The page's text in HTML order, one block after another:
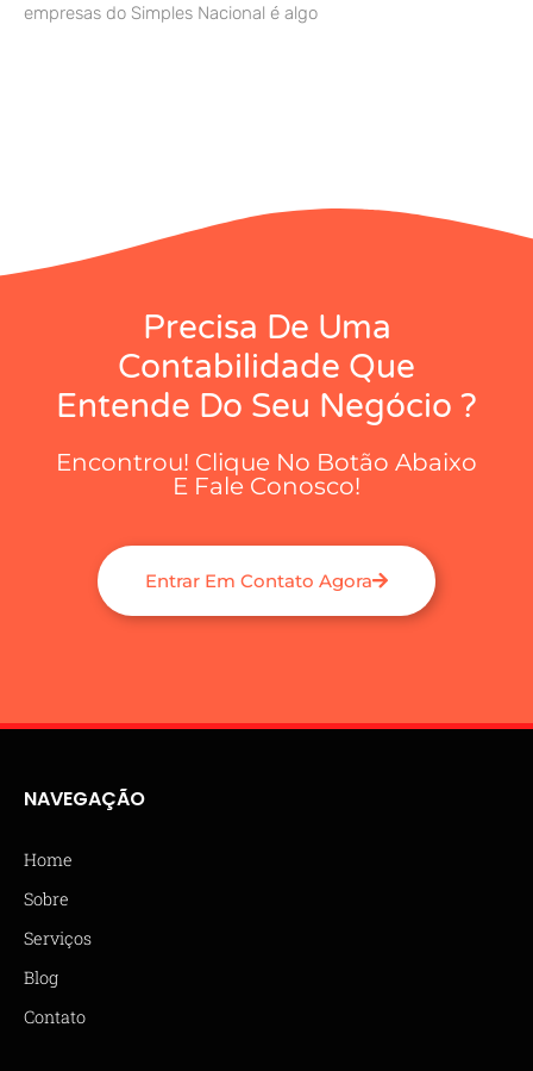
empresas do Simples Nacional é algo
Precisa De Uma
Contabilidade Que
Entende Do Seu Negócio ?
Encontrou! Clique No Botão Abaixo
E Fale Conosco!
Entrar Em Contato Agora
NAVEGAÇÃO
Home
Sobre
Serviços
Blog
Contato